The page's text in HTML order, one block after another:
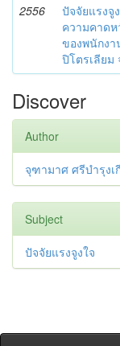
2556
ปัจจัยแรงจู
ความคาด
ของพนักง
ปิโตรเลียม
Discover
Author
จุฑามาศ ศรีบำรุงเ
Subject
ปัจจัยแรงจูงใจ